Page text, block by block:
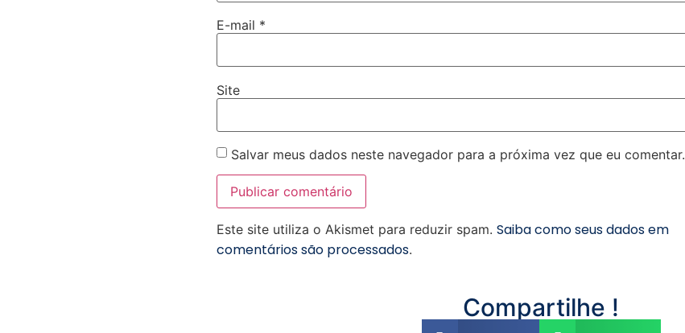
E-mail *
Site
Salvar meus dados neste navegador para a próxima vez que eu comentar.
Este site utiliza o Akismet para reduzir spam. Saiba como seus dados em
comentários são processados.
Compartilhe !